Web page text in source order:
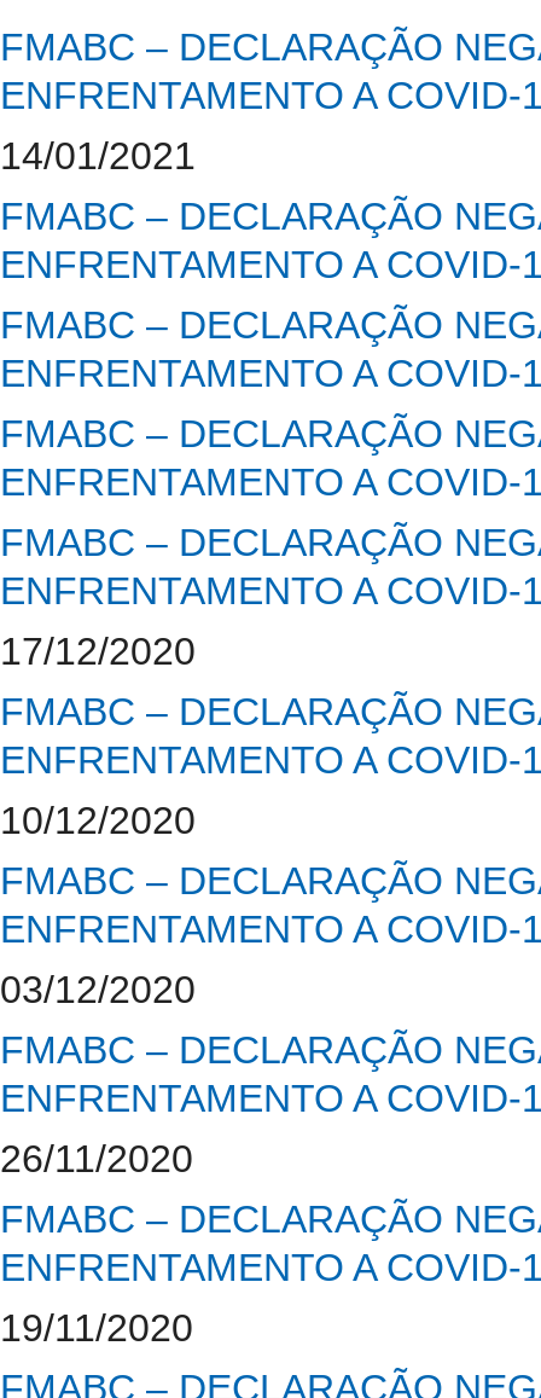
FMABC – DECLARAÇÃO
ENFRENTAMENTO A COVID-
14/01/2021
FMABC – DECLARAÇÃO
ENFRENTAMENTO A COVID-
FMABC – DECLARAÇÃO
ENFRENTAMENTO A COVID-
FMABC – DECLARAÇÃO
ENFRENTAMENTO A COVID-
FMABC – DECLARAÇÃO
ENFRENTAMENTO A COVID-
17/12/2020
FMABC – DECLARAÇÃO
ENFRENTAMENTO A COVID-
10/12/2020
FMABC – DECLARAÇÃO
ENFRENTAMENTO A COVID-
03/12/2020
FMABC – DECLARAÇÃO
ENFRENTAMENTO A COVID-
26/11/2020
FMABC – DECLARAÇÃO
ENFRENTAMENTO A COVID-
19/11/2020
FMABC – DECLARAÇÃO